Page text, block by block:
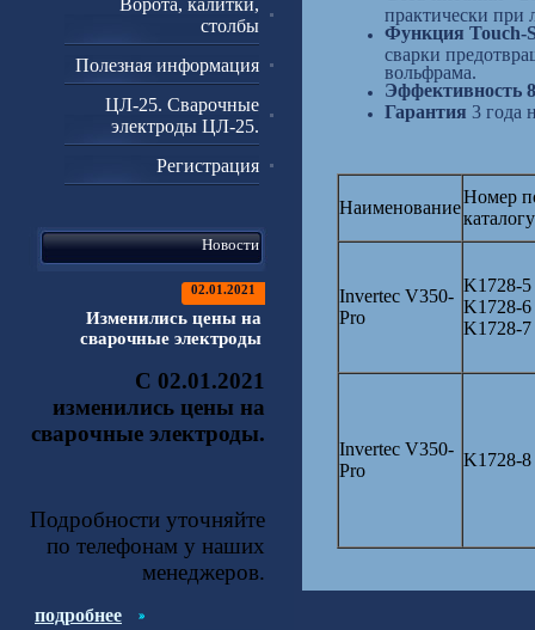
Ворота, калитки,
столбы
Полезная информация
ЦЛ-25. Сварочные
электроды ЦЛ-25.
Регистрация
Новости
02.01.2021
Изменились цены на
сварочные электроды
С 02.01.2021
изменились цены на
сварочные электроды.
Подробности уточняйте
по телефонам у наших
менеджеров.
подробнее
практически при
Функция Touch-
сварки
вольфрама.
Эффективность
Гарантия 3 года
Наименование
Номер
каталогу
Invertec V350-
Pro
K1728-5
K1728-6
K1728-7
Invertec V350-
Pro
K1728-8